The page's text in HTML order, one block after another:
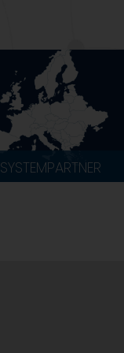
SYSTEMPARTNER